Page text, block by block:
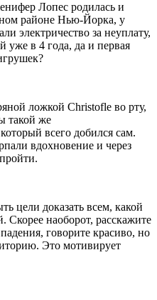
Лопес родилась и
районе Нью-Йорка, у
электричество за неуплату,
уже в 4 года, да и первая
ложкой Christofle во рту,
такой же
всего добился сам.
вдохновение и через
цели доказать всем, какой
наоборот, расскажите
говорите красиво, но
Это мотивирует